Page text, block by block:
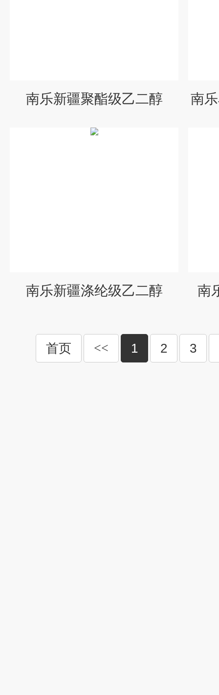
南乐新疆聚酯级乙二醇 南
南乐新疆涤纶级乙二醇 南
首页 << 1 2 3